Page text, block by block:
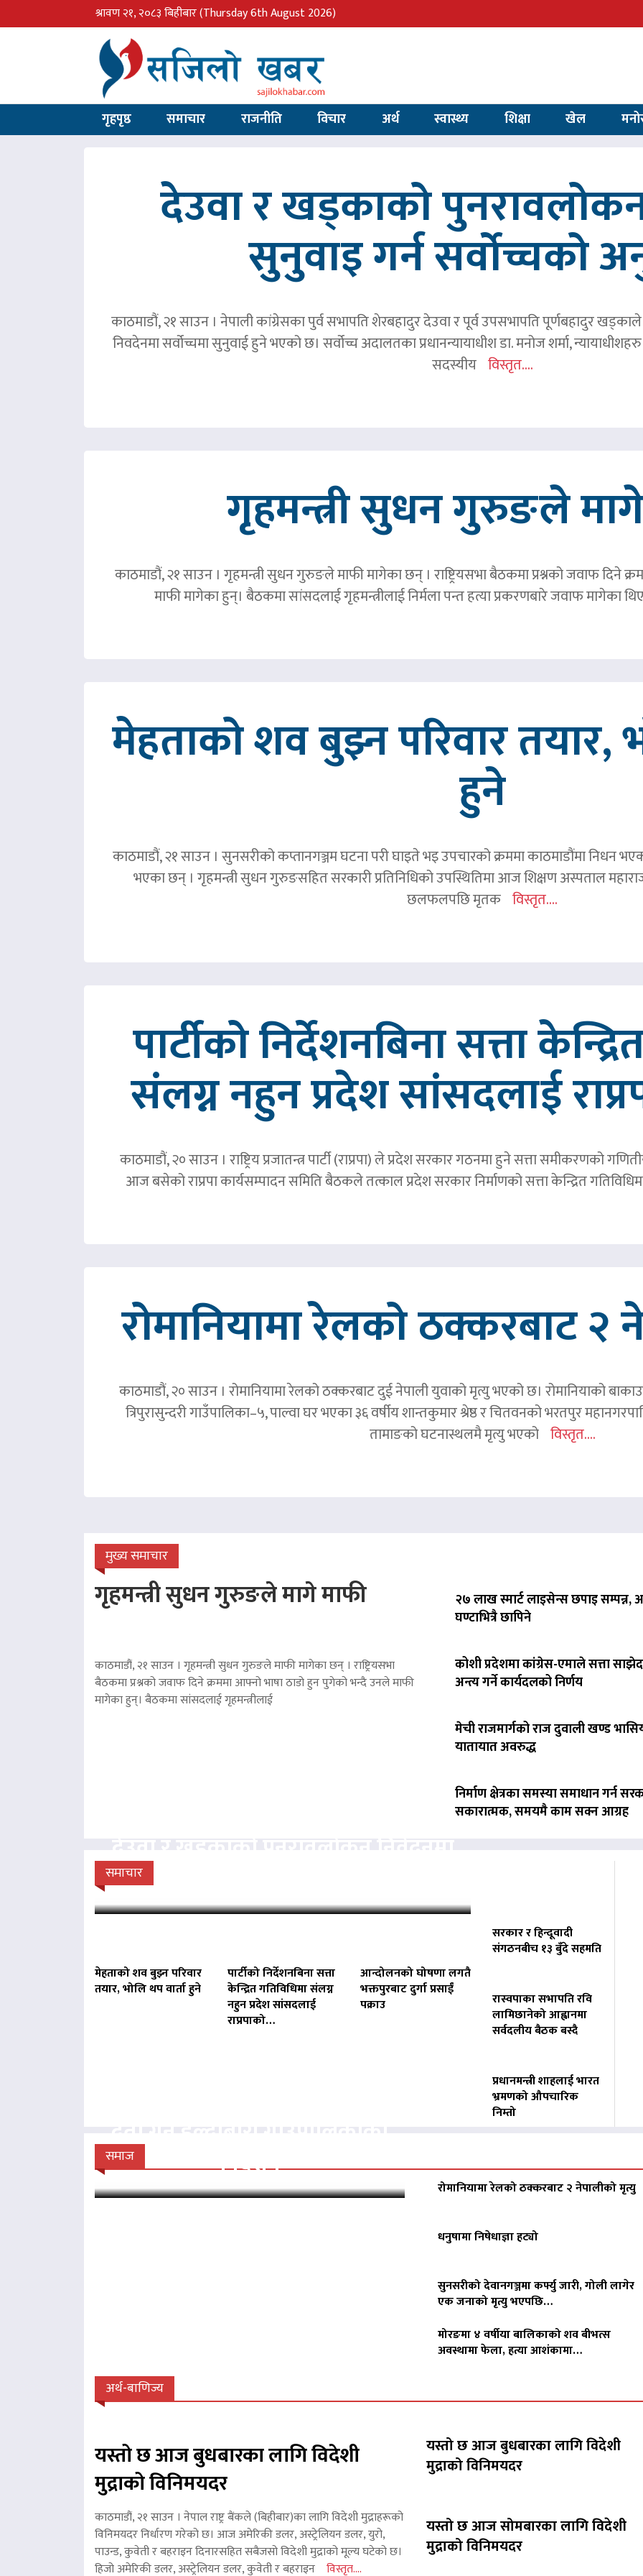
श्रावण २१, २०८३ बिहीबार(Thursday 6th August 2026)
गृहपृष्ठ समाचार राजनीति विचार अर्थ स्वास्थ्य शिक्षा खेल
देउवा र खड्काको
सुनुवाइ गर्न सर्वोच्चको
काठमाडौं, २१ साउन । नेपाली कांग्रेसका पुर्व सभापति शेरबहादुर देउवा र पूर्व उपसभापति पूर्णबहादुर
निवदेनमा सर्वोच्चमा सुनुवाई हुने भएको छ। सर्वोच्च अदालतका प्रधानन्यायाधीश डा. मनोज शर्मा,
सदस्यीय विस्तृत....
गृहमन्त्री सुधन गुरुङले
काठमाडौं, २१ साउन । गृहमन्त्री सुधन गुरुङले माफी मागेका छन् । राष्ट्रियसभा बैठकमा प्रश्नको जवाफ दिने
माफी मागेका हुन्। बैठकमा सांसदलाई गृहमन्त्रीलाई निर्मला पन्त हत्या प्रकरणबारे जवाफ मागेका
मेहताको शव बुझ्न परिवार तयार,
हुने
काठमाडौं, २१ साउन । सुनसरीको कप्तानगञ्जम घटना परी घाइते भइ उपचारको क्रममा काठमाडौंमा निधन
भएका छन् । गृहमन्त्री सुधन गुरुङसहित सरकारी प्रतिनिधिको उपस्थितिमा आज शिक्षण अस्पताल
छलफलपछि मृतक विस्तृत....
पार्टीको निर्देशनबिना सत्ता
संलग्न नहुन प्रदेश सांसदलाई
काठमाडौं, २० साउन । राष्ट्रिय प्रजातन्त्र पार्टी (राप्रपा) ले प्रदेश सरकार गठनमा हुने सत्ता समीकरणको
आज बसेको राप्रपा कार्यसम्पादन समिति बैठकले तत्काल प्रदेश सरकार निर्माणको सत्ता केन्द्रित
रोमानियामा रेलको ठक्करबाट २
काठमाडौं, २० साउन । रोमानियामा रेलको ठक्करबाट दुई नेपाली युवाको मृत्यु भएको छ। रोमानियाको
त्रिपुरासुन्दरी गाउँपालिका–५, पाल्वा घर भएका ३६ वर्षीय शान्तकुमार श्रेष्ठ र चितवनको भरतपुर
तामाङको घटनास्थलमै मृत्यु भएको विस्तृत....
मुख्य समाचार
गृहमन्त्री सुधन गुरुङले मागे माफी
काठमाडौं, २१ साउन । गृहमन्त्री सुधन गुरुङले माफी मागेका छन् । राष्ट्रियसभा
बैठकमा प्रश्नको जवाफ दिने क्रममा आफ्नो भाषा ठाडो हुन पुगेको भन्दै उनले माफी
मागेका हुन्। बैठकमा सांसदलाई गृहमन्त्रीलाई
२७ लाख स्मार्ट लाइसेन्स छपाइ सम्पन्न,
घण्टाभित्रै छापिने
कोशी प्रदेशमा कांग्रेस-एमाले सत्ता
अन्त्य गर्ने कार्यदलको निर्णय
मेची राजमार्गको राज दुवाली खण्ड
यातायात अवरुद्ध
निर्माण क्षेत्रका समस्या समाधान गर्न
सकारात्मक, समयमै काम सक्न आग्रह
समाचार
मेहताको शव बुझ्न परिवार
तयार, भोलि थप वार्ता हुने
पार्टीको निर्देशनबिना सत्ता
केन्द्रित गतिविधिमा संलग्न
नहुन प्रदेश सांसदलाई
राप्रपाको…
आन्दोलनको घोषणा लगतै
भक्तपुरबाट दुर्गा प्रसाईं
पक्राउ
सरकार र हिन्दूवादी
संगठनबीच १३ बुँदे सहमति
रास्वपाका सभापति रवि
लामिछानेको आह्वानमा
सर्वदलीय बैठक बस्दै
प्रधानमन्त्री शाहलाई भारत
भ्रमणको औपचारिक
निम्तो
समाज
निर्देशन
रोमानियामा रेलको ठक्करबाट २ नेपालीको मृत्यु
धनुषामा निषेधाज्ञा हट्यो
सुनसरीको देवानगञ्जमा कर्फ्यु जारी, गोली लागेर
एक जनाको मृत्यु भएपछि…
मोरङमा ४ वर्षीया बालिकाको शव बीभत्स
अवस्थामा फेला, हत्या आशंकामा…
अर्थ-बाणिज्य
यस्तो छ आज बुधबारका लागि विदेशी
मुद्राको विनिमयदर
काठमाडौं, २१ साउन । नेपाल राष्ट्र बैंकले (बिहीबार)का लागि विदेशी मुद्राहरूको
विनिमयदर निर्धारण गरेको छ। आज अमेरिकी डलर, अस्ट्रेलियन डलर, युरो,
पाउन्ड, कुवेती र बहराइन दिनारसहित सबैजसो विदेशी मुद्राको मूल्य घटेको छ।
हिजो अमेरिकी डलर, अस्ट्रेलियन डलर, कुवेती र बहराइन विस्तृत....
यस्तो छ आज बुधबारका लागि विदेशी
मुद्राको विनिमयदर
यस्तो छ आज सोमबारका लागि विदेशी
मुद्राको विनिमयदर